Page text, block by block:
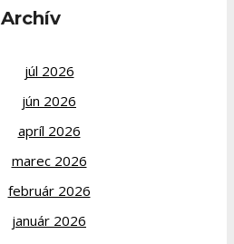
Archív
júl 2026
jún 2026
apríl 2026
marec 2026
február 2026
január 2026